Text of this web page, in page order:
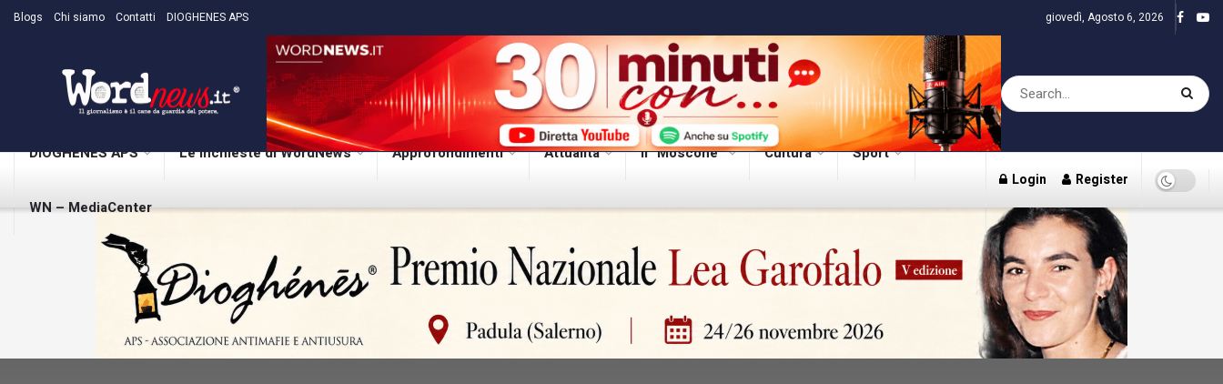
Blogs Chi siamo Contatti DIOGHENES APS giovedì, Agosto 6, 2026
DIOGHENES APS Le inchieste di WordNews Approfondimenti Attualità Il “Moscone” Cultura Sport
WN – MediaCenter
Login Register